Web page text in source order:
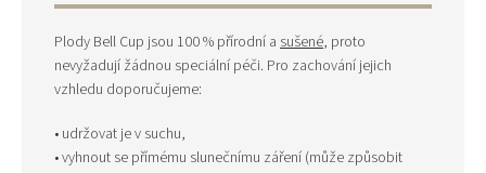
Plody Bell Cup jsou 100 % přírodní a sušené, proto
nevyžadují žádnou speciální péči. Pro zachování jejich
vzhledu doporučujeme:
• udržovat je v suchu,
• vyhnout se přímému slunečnímu záření (může způsobit